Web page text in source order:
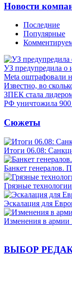
Новости
Последние
Популярные
УЗ предупредила о
Meta оштрафовали
Известно, во
ЗПЕК стала
РФ уничтожила 900
Сюжеты
Итоги 06.08:
Банкет генералов.
Грязные
Эскалация для
Изменения в армии
ВЫБОР